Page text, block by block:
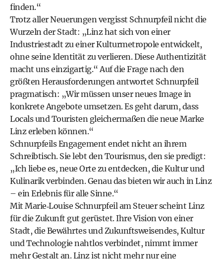
finden.“
Trotz aller Neuerungen vergisst Schnurpfeil nicht die
Wurzeln der Stadt: „Linz hat sich von einer
Industriestadt zu einer Kulturmetropole entwickelt,
ohne seine Identität zu verlieren. Diese Authentizität
macht uns einzigartig.“ Auf die Frage nach den
größten Herausforderungen antwortet Schnurpfeil
pragmatisch: „Wir müssen unser neues Image in
konkrete Angebote umsetzen. Es geht darum, dass
Locals und Touristen gleichermaßen die neue Marke
Linz erleben können.“
Schnurpfeils Engagement endet nicht an ihrem
Schreibtisch. Sie lebt den Tourismus, den sie predigt:
„Ich liebe es, neue Orte zu entdecken, die Kultur und
Kulinarik verbinden. Genau das bieten wir auch in Linz
– ein Erlebnis für alle Sinne.“
Mit Marie‑Louise Schnurpfeil am Steuer scheint Linz
für die Zukunft gut gerüstet. Ihre Vision von einer
Stadt, die Bewährtes und Zukunftsweisendes, Kultur
und Technologie nahtlos verbindet, nimmt immer
mehr Gestalt an. Linz ist nicht mehr nur eine